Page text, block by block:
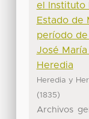
el Instituto
Estado de
período
José
Heredia
Heredia y
(1835)
Archivos